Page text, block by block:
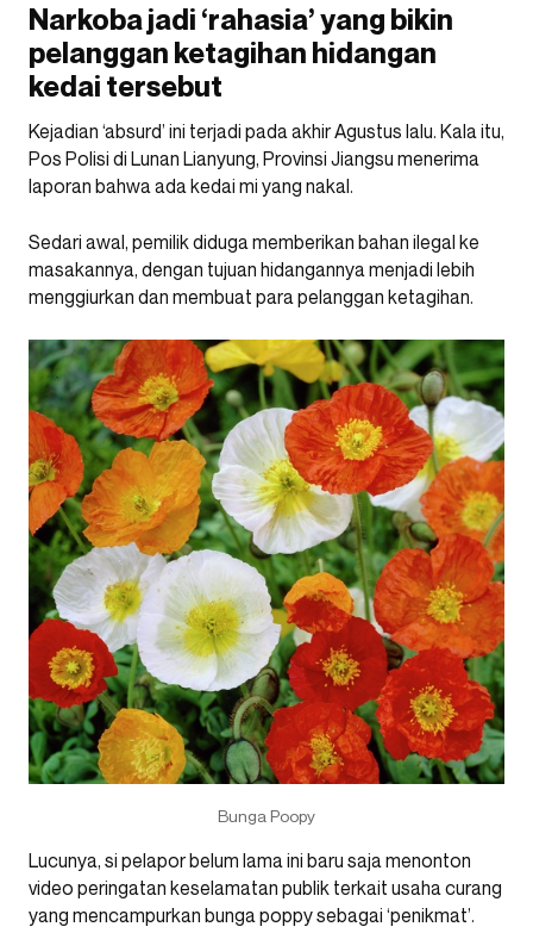
Narkoba jadi ‘rahasia’ yang bikin
pelanggan ketagihan hidangan
kedai tersebut
Kejadian ‘absurd’ ini terjadi pada akhir Agustus lalu. Kala itu,
Pos Polisi di Lunan Lianyung, Provinsi Jiangsu menerima
laporan bahwa ada kedai mi yang nakal.
Sedari awal, pemilik diduga memberikan bahan ilegal ke
masakannya, dengan tujuan hidangannya menjadi lebih
menggiurkan dan membuat para pelanggan ketagihan.
Bunga Poopy
Lucunya, si pelapor belum lama ini baru saja menonton
video peringatan keselamatan publik terkait usaha curang
yang mencampurkan bunga poppy sebagai ‘penikmat’.